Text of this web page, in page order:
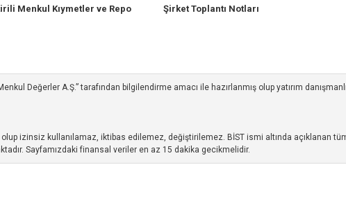
Menkul Kıymetler ve Repo Şirket Toplantı Notları
Değerler A.Ş.” tarafından bilgilendirme amacı ile hazırlanmış olup yatırım
izinsiz kullanılamaz, iktibas edilemez, değiştirilemez. BİST ismi altında açıklanan
Sayfamızdaki finansal veriler en az 15 dakika gecikmelidir.